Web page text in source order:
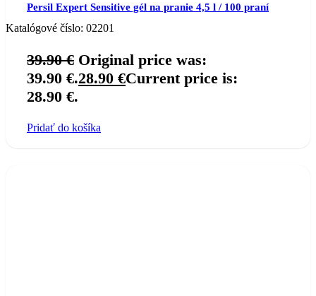
Persil Expert Sensitive gél na pranie 4,5 l / 100 praní
Katalógové číslo: 02201
39.90€ Original price was:
39.90 €.28.90 €Current price is:
28.90 €.
Pridať do košíka